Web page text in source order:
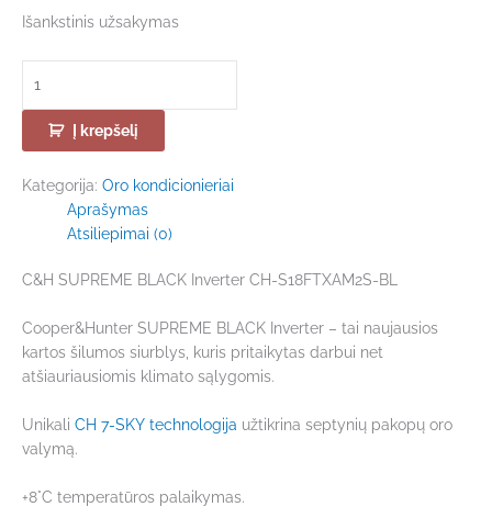
Išankstinis užsakymas
Į krepšelį
Kategorija: Oro kondicionieriai
Aprašymas
Atsiliepimai (0)
C&H SUPREME BLACK Inverter CH-S18FTXAM2S-BL
Cooper&Hunter SUPREME BLACK Inverter – tai naujausios
kartos šilumos siurblys, kuris pritaikytas darbui net
atšiauriausiomis klimato sąlygomis.
Unikali CH 7-SKY technologija užtikrina septynių pakopų oro
valymą.
+8°C temperatūros palaikymas.